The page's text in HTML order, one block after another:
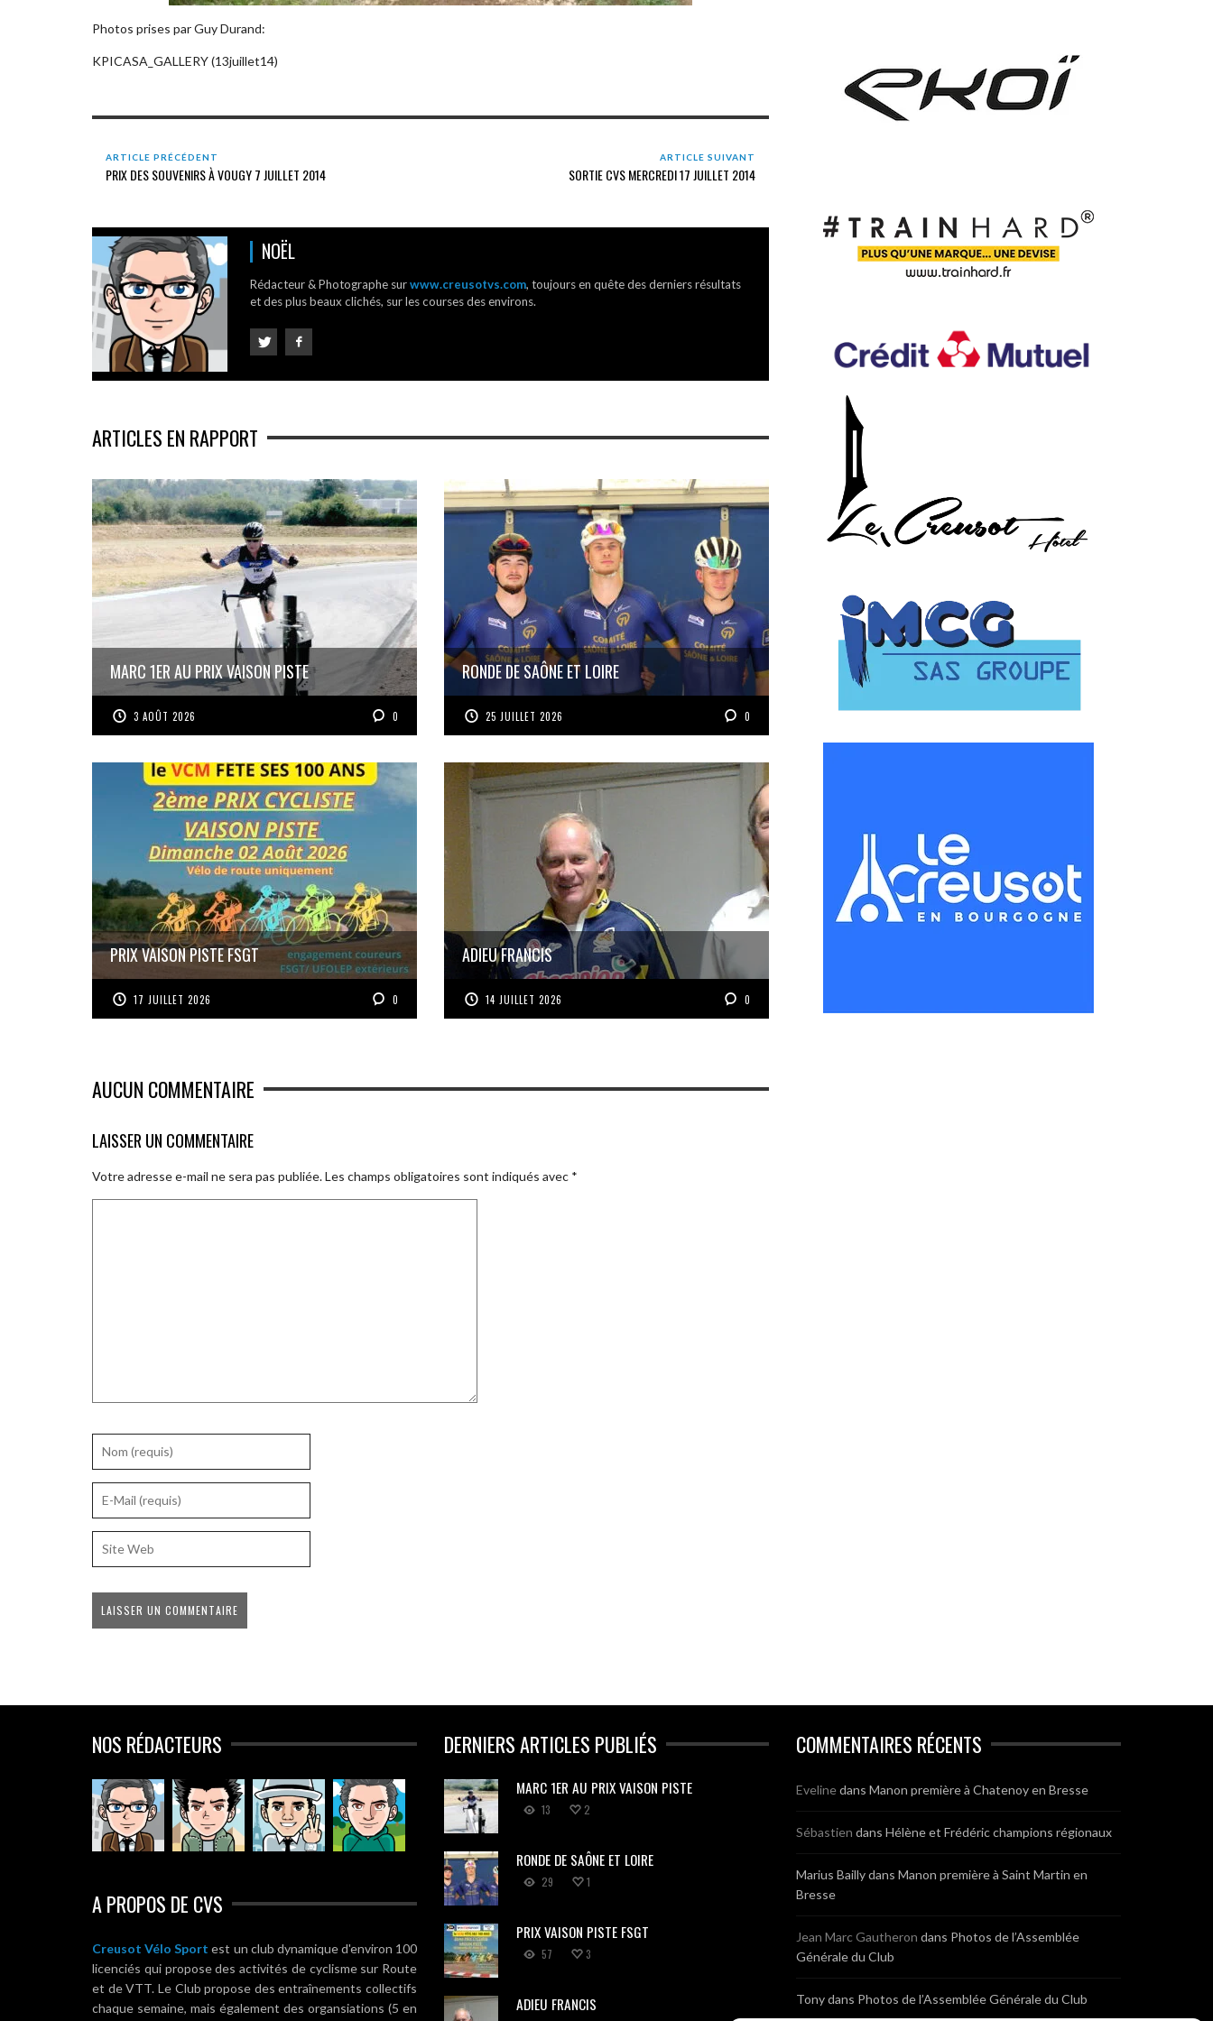
Photos prises par Guy Durand:
KPICASA_GALLERY (13juillet14)
ARTICLE PRÉCÉDENT
PRIX DES SOUVENIRS À VOUGY 7 JUILLET 2014
ARTICLE SUIVANT
SORTIE CVS MERCREDI 17 JUILLET 2014
NOËL
Rédacteur & Photographe surwww.creusotvs.com, toujours en quête des derniers résultats
et des plus beaux clichés, sur les courses des environs.
ARTICLES EN RAPPORT
MARC 1ER AU PRIX VAISON PISTE
3 AOÛT 2026 0
RONDE DE SAÔNE ET LOIRE
25 JUILLET 2026 0
PRIX VAISON PISTE FSGT
17 JUILLET 2026 0
ADIEU FRANCIS
14 JUILLET 2026 0
AUCUN COMMENTAIRE
LAISSER UN COMMENTAIRE
Votre adresse e-mail ne sera pas publiée.Les champs obligatoires sont indiqués avec *
NOS RÉDACTEURS
A PROPOS DE CVS
Creusot Vélo Sport est un club dynamique d'environ 100
licenciés qui propose des activités de cyclisme sur Route
et de VTT. Le Club propose des entraînements collectifs
chaque semaine, mais également des organsiations (5 en
DERNIERS ARTICLES PUBLIÉS
MARC 1ER AU PRIX VAISON PISTE
13 2
RONDE DE SAÔNE ET LOIRE
29 1
PRIX VAISON PISTE FSGT
57 3
ADIEU FRANCIS
COMMENTAIRES RÉCENTS
Evelinedans Manon première à Chatenoy en Bresse
Sébastien dans Hélène et Frédéric champions régionaux
Marius Baillydans Manon première à Saint Martin en
Bresse
Jean Marc Gautheron dans Photos de l’Assemblée
Générale du Club
Tonydans Photos de l’Assemblée Générale du Club